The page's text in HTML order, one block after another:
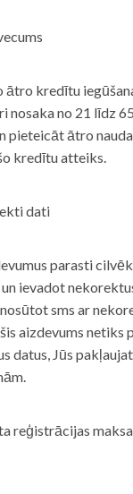
ātro kredītu
no 21 līdz
pieteicāt ātro
kredītu atteiks.
dati
parasti
ievadot
sms ar
aizdevums netiks
datus, Jūs
reģistrācijas